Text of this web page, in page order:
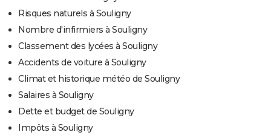
Risques naturels à Souligny
Nombre d'infirmiers à Souligny
Classement des lycées à Souligny
Accidents de voiture à Souligny
Climat et historique météo de Souligny
Salaires à Souligny
Dette et budget de Souligny
Impôts à Souligny